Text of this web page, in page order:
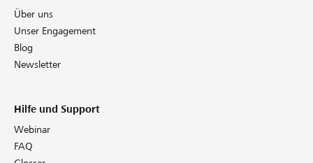
Über uns
Unser Engagement
Blog
Newsletter
Hilfe und Support
Webinar
FAQ